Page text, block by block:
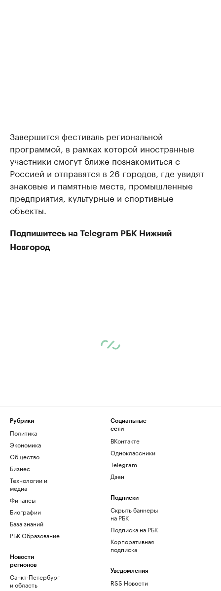
Завершится фестиваль региональной
программой, в рамках которой иностранные
участники смогут ближе познакомиться с
Россией и отправятся в 26 городов, где увидят
знаковые и памятные места, промышленные
предприятия, культурные и спортивные
объекты.
Подпишитесь на Telegram РБК Нижний
Новгород
Рубрики
Политика
Экономика
Общество
Бизнес
Технологии и
медиа
Финансы
Биографии
База знаний
РБК Образование
Новости
регионов
Санкт-Петербург
и область
Социальные
сети
ВКонтакте
Одноклассники
Telegram
Дзен
Подписки
Скрыть баннеры
на РБК
Подписка на РБК
Корпоративная
подписка
Уведомления
RSS Новости